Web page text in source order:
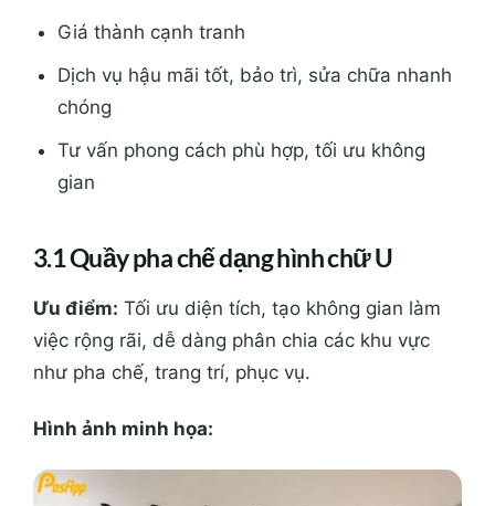
Giá thành cạnh tranh
Dịch vụ hậu mãi tốt, bảo trì, sửa chữa nhanh
chóng
Tư vấn phong cách phù hợp, tối ưu không
gian
3.1 Quầy pha chế dạng hình chữ U
Ưu điểm: Tối ưu diện tích, tạo không gian làm
việc rộng rãi, dễ dàng phân chia các khu vực
như pha chế, trang trí, phục vụ.
Hình ảnh minh họa: